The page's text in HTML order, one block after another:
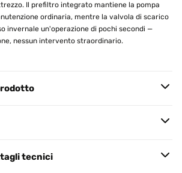
Il prefiltro integrato mantiene la pompa
ordinaria, mentre la valvola di scarico
invernale un'operazione di pochi secondi —
nessun intervento straordinario.
tecnici